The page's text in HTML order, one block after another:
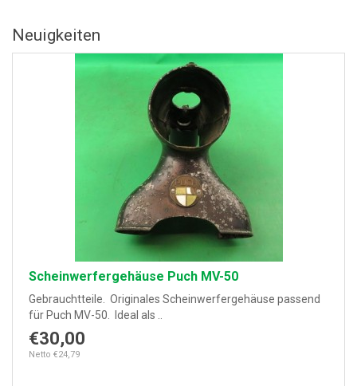
Neuigkeiten
Scheinwerfergehäuse Puch MV-50
Gebrauchtteile. Originales Scheinwerfergehäuse passend
für Puch MV-50. Ideal als ..
€30,00
Netto €24,79